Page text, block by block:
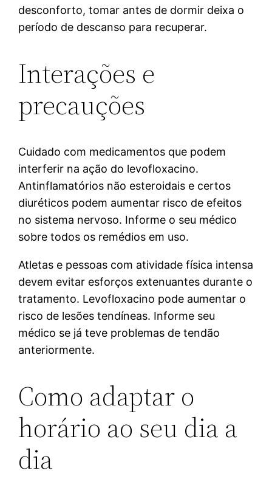
desconforto, tomar antes de dormir deixa o
período de descanso para recuperar.
Interações e
precauções
Cuidado com medicamentos que podem
interferir na ação do levofloxacino.
Antinflamatórios não esteroidais e certos
diuréticos podem aumentar risco de efeitos
no sistema nervoso. Informe o seu médico
sobre todos os remédios em uso.
Atletas e pessoas com atividade física intensa
devem evitar esforços extenuantes durante o
tratamento. Levofloxacino pode aumentar o
risco de lesões tendíneas. Informe seu
médico se já teve problemas de tendão
anteriormente.
Como adaptar o
horário ao seu dia a
dia